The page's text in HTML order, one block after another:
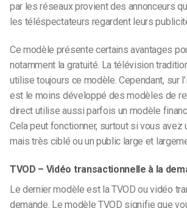
par les réseaux provient des annonceurs
les téléspectateurs regardent leurs
Ce modèle présente certains avantages
notamment la gratuité. La télévision
utilise toujours ce modèle. Cependant, sur
est le moins développé des modèles de
direct utilise aussi parfois un modèle
Cela peut fonctionner, surtout si vous avez
mais très ciblé ou un public large et
TVOD – Vidéo transactionnelle à la
Le dernier modèle est la TVOD ou vidéo
demande. Le modèle TVOD signifie que